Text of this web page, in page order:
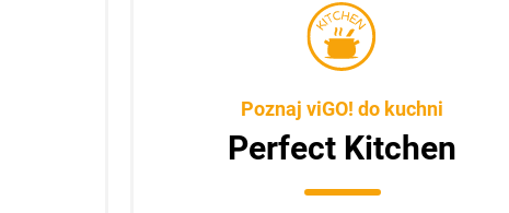
Poznaj viGO! do kuchni
Perfect Kitchen